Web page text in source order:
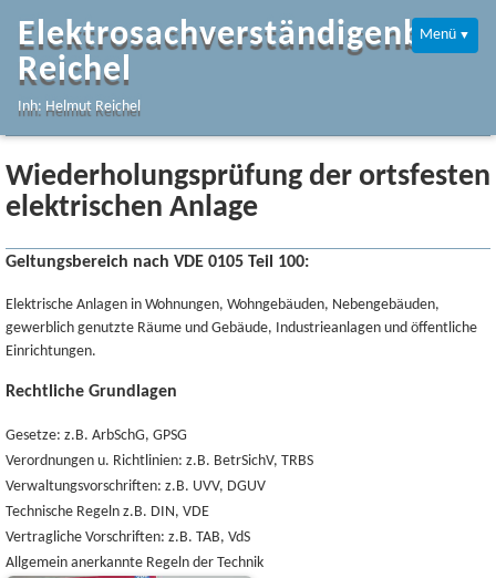
Elektrosachverständigenbüro
Reichel
Inh: Helmut Reichel
Menü
Startseite
Info
Leistungen
Kontakt
Wiederholungsprüfung der ortsfesten
elektrischen Anlage
Geltungsbereich nach VDE 0105 Teil 100:
Elektrische Anlagen in Wohnungen, Wohngebäuden, Nebengebäuden,
gewerblich genutzte Räume und Gebäude, Industrieanlagen und öffentliche
Einrichtungen.
Rechtliche Grundlagen
Gesetze: z.B. ArbSchG, GPSG
Verordnungen u. Richtlinien: z.B. BetrSichV, TRBS
Verwaltungsvorschriften: z.B. UVV, DGUV
Technische Regeln z.B. DIN, VDE
Vertragliche Vorschriften: z.B. TAB, VdS
Allgemein anerkannte Regeln der Technik